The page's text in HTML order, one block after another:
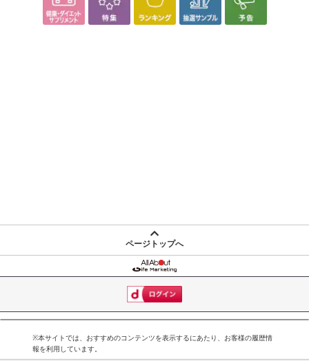
ページトップへ
※本サイトでは、おすすめのコンテンツを表示するにあたり、お客様の履歴情
報を利用しています。